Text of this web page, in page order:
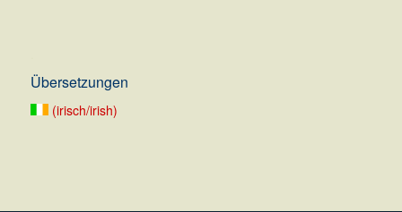
Übersetzungen
(irisch/irish)